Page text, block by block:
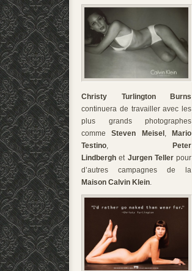
Christy Turlington Burns
continuera de travailler avec les
plus grands photographes
commeSteven Meisel ,
Mario
Testino,
Peter
Lindbergh et Jurgen Tellerpour
d’autres campagnes de la
Maison Calvin Klein.